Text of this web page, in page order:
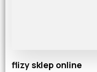
flizy sklep online